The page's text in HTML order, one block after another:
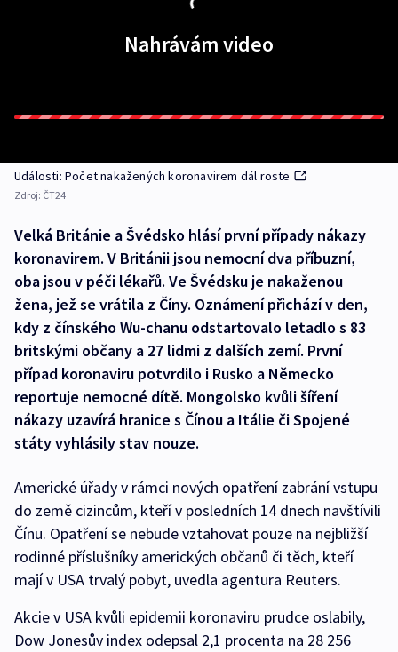
Nahrávám video
Události: Počet nakažených koronavirem dál roste
Zdroj: ČT24
Velká Británie a Švédsko hlásí první případy nákazy
koronavirem. V Británii jsou nemocní dva příbuzní,
oba jsou v péči lékařů. Ve Švédsku je nakaženou
žena, jež se vrátila z Číny. Oznámení přichází v den,
kdy z čínského Wu-chanu odstartovalo letadlo s 83
britskými občany a 27 lidmi z dalších zemí. První
případ koronaviru potvrdilo i Rusko a Německo
reportuje nemocné dítě. Mongolsko kvůli šíření
nákazy uzavírá hranice s Čínou a Itálie či Spojené
státy vyhlásily stav nouze.
Americké úřady v rámci nových opatření zabrání vstupu
do země cizincům, kteří v posledních 14 dnech navštívili
Čínu. Opatření se nebude vztahovat pouze na nejbližší
rodinné příslušníky amerických občanů či těch, kteří
mají v USA trvalý pobyt, uvedla agentura Reuters.
Akcie v USA kvůli epidemii koronaviru prudce oslabily,
Dow Jonesův index odepsal 2,1 procenta na 28 256